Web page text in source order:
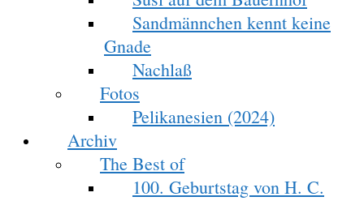
Sandmännchen kennt keine
Gnade
Nachlaß
Fotos
Pelikanesien (2024)
Archiv
The Best of
100. Geburtstag von H. C.